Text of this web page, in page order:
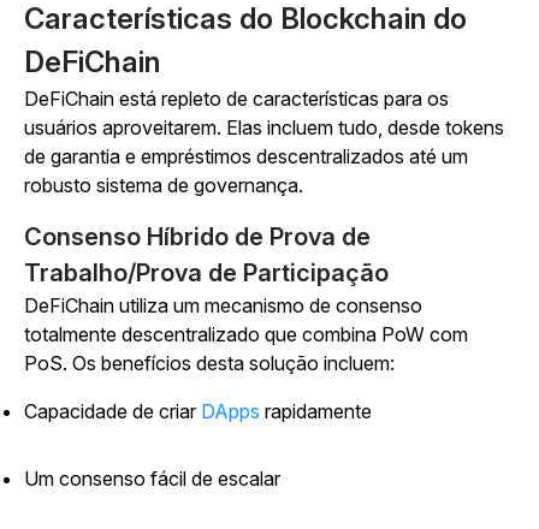
Características do Blockchain do
DeFiChain
DeFiChain está repleto de características para os
usuários aproveitarem. Elas incluem tudo, desde tokens
de garantia e empréstimos descentralizados até um
robusto sistema de governança.
Consenso Híbrido de Prova de
Trabalho/Prova de Participação
DeFiChain utiliza um mecanismo de consenso
totalmente descentralizado que combina PoW com
PoS. Os benefícios desta solução incluem:
Capacidade de criar DApps rapidamente
Um consenso fácil de escalar